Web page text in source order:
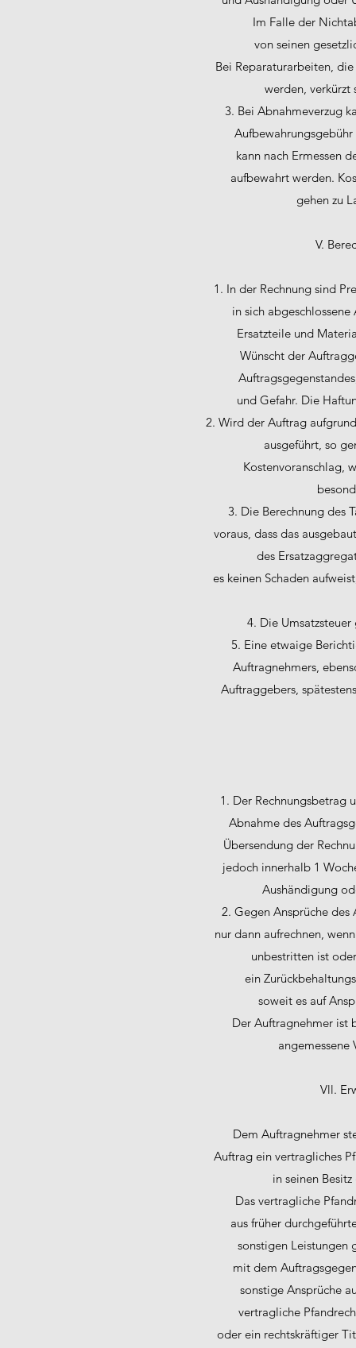
Im Falle der
von seinen
Bei Reparaturarbeiten,
werden, verkürzt
3. Bei Abnahmeverzug
kann nach Ermessen
aufbewahrt werden.
gehen zu
V.
1. In der Rechnung sind
in sich
Ersatzteile und
Wünscht der
und Gefahr. Die
2. Wird der Auftrag
ausgeführt, so
Kostenvoranschlag,
3. Die Berechnung des
voraus, dass das
des
es keinen Schaden
4. Die
5. Eine etwaige
Auftragnehmers,
Auftraggebers,
1. Der Rechnungsbetrag
Abnahme des
Übersendung der
jedoch innerhalb 1
Aushändigung
2. Gegen Ansprüche
nur dann aufrechnen,
unbestritten ist
ein
soweit es auf
Der Auftragnehmer ist
angemessene
Vll.
Dem Auftragnehmer
Auftrag ein vertragliches
in seinen
Das vertragliche
aus früher
sonstigen Leistungen
mit dem
sonstige Ansprüche
vertragliche
oder ein rechtskräftiger